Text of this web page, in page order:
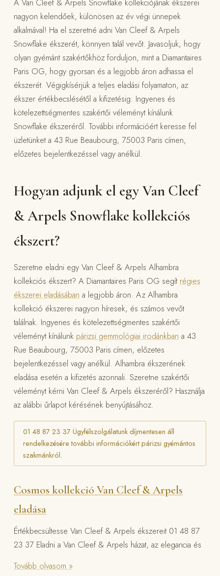
A Van Cleef & Arpels Snowflake kollekciójának ékszerei
nagyon kelendőek, különösen az év végi ünnepek
alkalmával! Ha el szeretné adni Van Cleef & Arpels
Snowflake ékszerét, könnyen talál vevőt. Javasoljuk, hogy
olyan gyémánt szakértőkhöz forduljon, mint a Diamantaires
Paris OG, hogy gyorsan és a legjobb áron adhassa el
ékszerét. Végigkísérjük a teljes eladási folyamaton, az
ékszer értékbecslésétől a kifizetésig. Ingyenes és
kötelezettségmentes szakértői véleményt kínálunk
Snowflake ékszeréről. További információért keresse fel
üzletünket a 43 Rue Beaubourg, 75003 Paris címen,
előzetes bejelentkezéssel vagy anélkül.
Hogyan adjunk el egy Van Cleef
& Arpels Snowflake kollekciós
ékszert?
Szeretne eladni egy Van Cleef & Arpels Alhambra
kollekciós ékszert? A Diamantaires Paris OG segít régies
ékszerei eladásában a legjobb áron. Az Alhambra
kollekció ékszerei nagyon híresek, és számos vevőt
találnak. Ingyenes és kötelezettségmentes szakértői
véleményt kínálunk párizsi gemmológiai irodánkban a 43
Rue Beaubourg, 75003 Paris címen, előzetes
bejelentkezéssel vagy anélkül. Alhambra ékszerének
eladása esetén a kifizetés azonnali. Szeretne szakértői
véleményt kérni Van Cleef & Arpels ékszeréről? Használja
az alábbi űrlapot kérésének benyújtásához.
01 48 87 23 37 Ügyfélszolgálatunk díjmentesen áll
rendelkezésére további információkért párizsi gyémántos
szakmánkról.
Cosmos kollekció Van Cleef & Arpels
eladása
Értékbecsültesse Van Cleef & Arpels ékszereit 01 48 87
23 37 Eladni a Van Cleef & Arpels házat, az elegancia és
Tovább olvasom »